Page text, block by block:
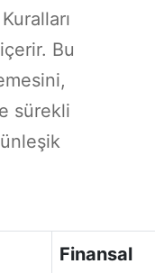
Bu
sürekli
Finansal